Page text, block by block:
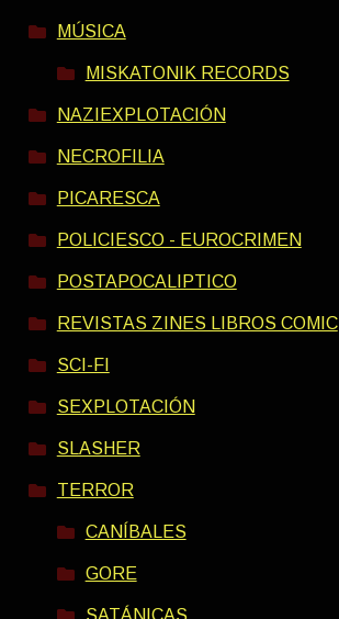
MÚSICA
MISKATONIK RECORDS
NAZIEXPLOTACIÓN
NECROFILIA
PICARESCA
POLICIESCO - EUROCRIMEN
POSTAPOCALIPTICO
REVISTAS ZINES LIBROS COMIC
SCI-FI
SEXPLOTACIÓN
SLASHER
TERROR
CANÍBALES
GORE
SATÁNICAS